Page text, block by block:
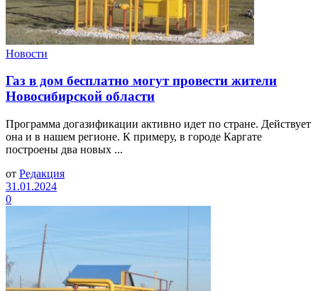
Новости
Газ в дом бесплатно могут провести жители
Новосибирской области
Программа догазификации активно идет по стране. Действует
она и в нашем регионе. К примеру, в городе Каргате
построены два новых ...
от Редакция
31.01.2024
0